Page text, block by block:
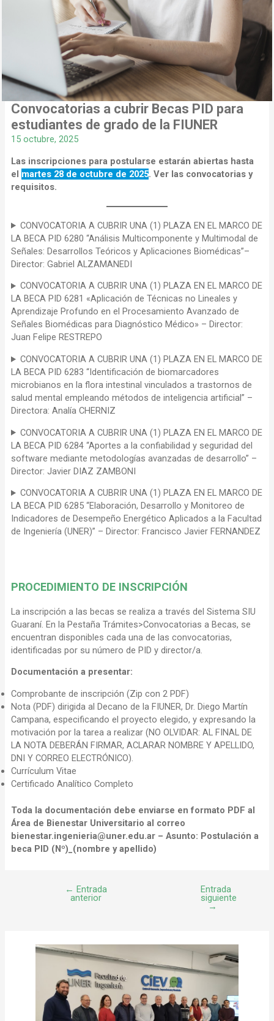
Convocatorias a cubrir Becas PID para
estudiantes de grado de la FIUNER
15 octubre, 2025
Las inscripciones para postularse estarán abiertas hasta
el martes 28 de octubre de 2025. Ver las convocatorias y
requisitos.
CONVOCATORIA A CUBRIR UNA (1) PLAZA EN EL MARCO DE
LA BECA PID 6280 “Análisis Multicomponente y Multimodal de
Señales: Desarrollos Teóricos y Aplicaciones Biomédicas”–
Director: Gabriel ALZAMANEDI
CONVOCATORIA A CUBRIR UNA (1) PLAZA EN EL MARCO DE
LA BECA PID 6281 «Aplicación de Técnicas no Lineales y
Aprendizaje Profundo en el Procesamiento Avanzado de
Señales Biomédicas para Diagnóstico Médico» – Director:
Juan Felipe RESTREPO
CONVOCATORIA A CUBRIR UNA (1) PLAZA EN EL MARCO DE
LA BECA PID 6283 “Identificación de biomarcadores
microbianos en la flora intestinal vinculados a trastornos de
salud mental empleando métodos de inteligencia artificial” –
Directora: Analía CHERNIZ
CONVOCATORIA A CUBRIR UNA (1) PLAZA EN EL MARCO DE
LA BECA PID 6284 “Aportes a la confiabilidad y seguridad del
software mediante metodologías avanzadas de desarrollo” –
Director: Javier DIAZ ZAMBONI
CONVOCATORIA A CUBRIR UNA (1) PLAZA EN EL MARCO DE
LA BECA PID 6285 “Elaboración, Desarrollo y Monitoreo de
Indicadores de Desempeño Energético Aplicados a la Facultad
de Ingeniería (UNER)” – Director: Francisco Javier FERNANDEZ
PROCEDIMIENTO DE INSCRIPCIÓN
La inscripción a las becas se realiza a través del Sistema SIU
Guaraní. En la Pestaña Trámites>Convocatorias a Becas, se
encuentran disponibles cada una de las convocatorias,
identificadas por su número de PID y director/a.
Documentación a presentar:
Comprobante de inscripción (Zip con 2 PDF)
Nota (PDF) dirigida al Decano de la FIUNER, Dr. Diego Martín
Campana, especificando el proyecto elegido, y expresando la
motivación por la tarea a realizar (NO OLVIDAR: AL FINAL DE
LA NOTA DEBERÁN FIRMAR, ACLARAR NOMBRE Y APELLIDO,
DNI Y CORREO ELECTRÓNICO).
Currículum Vitae
Certificado Analítico Completo
Toda la documentación debe enviarse en formato PDF al
Área de Bienestar Universitario al correo
bienestar.ingenieria@uner.edu.ar – Asunto: Postulación a
beca PID (Nº)_(nombre y apellido)
← Entrada
anterior
Entrada
siguiente
→